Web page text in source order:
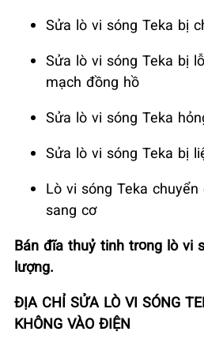
Sửa lò vi sóng Teka bị
Sửa lò vi sóng Teka bị
mạch đồng hồ
Sửa lò vi sóng Teka
Sửa lò vi sóng Teka bị
Lò vi sóng Teka
sang cơ
Bán đĩa thuỷ tinh trong lò vi
lượng.
ĐỊA CHỈ SỬA LÒ VI SÓNG
KHÔNG VÀO ĐIỆN